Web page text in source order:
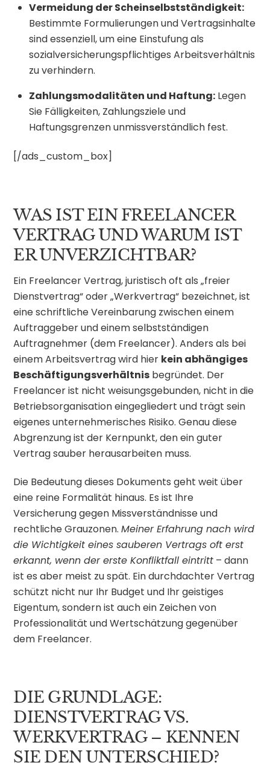
Vermeidung der Scheinselbstständigkeit:
Bestimmte Formulierungen und Vertragsinhalte
sind essenziell, um eine Einstufung als
sozialversicherungspflichtiges Arbeitsverhältnis
zu verhindern.
Zahlungsmodalitäten und Haftung: Legen
Sie Fälligkeiten, Zahlungsziele und
Haftungsgrenzen unmissverständlich fest.
[/ads_custom_box]
WAS IST EIN FREELANCER
VERTRAG UND WARUM IST
ER UNVERZICHTBAR?
Ein Freelancer Vertrag, juristisch oft als „freier
Dienstvertrag“ oder „Werkvertrag“ bezeichnet, ist
eine schriftliche Vereinbarung zwischen einem
Auftraggeber und einem selbstständigen
Auftragnehmer (dem Freelancer). Anders als bei
einem Arbeitsvertrag wird hier kein abhängiges
Beschäftigungsverhältnis begründet. Der
Freelancer ist nicht weisungsgebunden, nicht in die
Betriebsorganisation eingegliedert und trägt sein
eigenes unternehmerisches Risiko. Genau diese
Abgrenzung ist der Kernpunkt, den ein guter
Vertrag sauber herausarbeiten muss.
Die Bedeutung dieses Dokuments geht weit über
eine reine Formalität hinaus. Es ist Ihre
Versicherung gegen Missverständnisse und
rechtliche Grauzonen.Meiner Erfahrung nach wird
die Wichtigkeit eines sauberen Vertrags oft erst
erkannt, wenn der erste Konfliktfall eintritt – dann
ist es aber meist zu spät. Ein durchdachter Vertrag
schützt nicht nur Ihr Budget und Ihr geistiges
Eigentum, sondern ist auch ein Zeichen von
Professionalität und Wertschätzung gegenüber
dem Freelancer.
DIE GRUNDLAGE:
DIENSTVERTRAG VS.
WERKVERTRAG – KENNEN
SIE DEN UNTERSCHIED?